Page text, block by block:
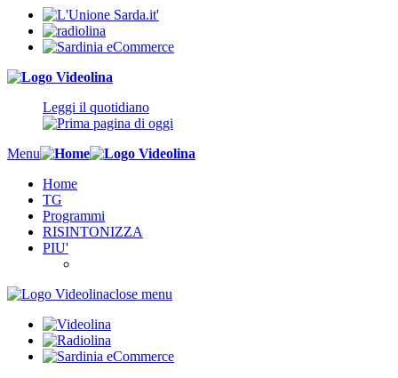
Leggi il quotidiano
Menu
Home
TG
Programmi
RISINTONIZZA
PIU'
close menu